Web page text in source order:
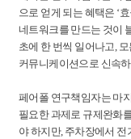
으로 얻게 되는 혜택은 ‘
네트워크를 만드는 것이
초에 한 번씩 일어나고,
커뮤니케이션으로 신속
페어폴 연구책임자는 마
필요한 과제로 규제완화
야 하지만, 주차장에서